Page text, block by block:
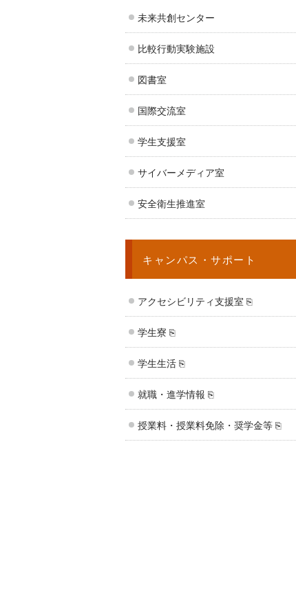
未来共創センター
比較行動実験施設
図書室
国際交流室
学生支援室
サイバーメディア室
安全衛生推進室
キャンパス・サポート
アクセシビリティ支援室 ⎘
学生寮 ⎘
学生生活 ⎘
就職・進学情報 ⎘
授業料・授業料免除・奨学金等 ⎘